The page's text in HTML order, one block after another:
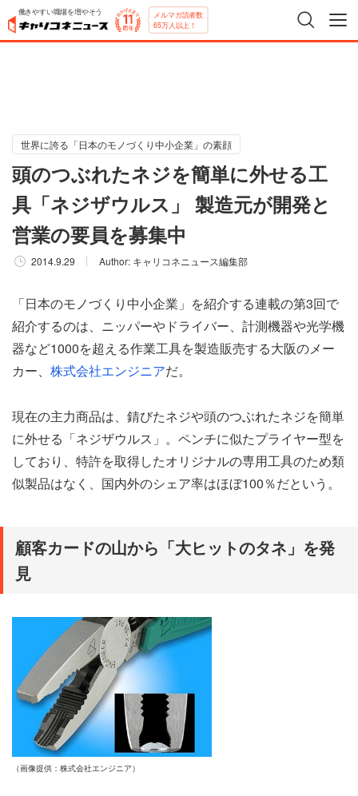
働きやすい職場を増やそう メルマガ読者数
65万人以上！
世界に誇る「日本のモノづくり中小企業」の素顔
頭のつぶれたネジを簡単に外せる工
具「ネジザウルス」 製造元が開発と
営業の要員を募集中
2014.9.29 Author: キャリコネニュース編集部
「日本のモノづくり中小企業」を紹介する連載の第3回で
紹介するのは、ニッパーやドライバー、計測機器や光学機
器など1000を超える作業工具を製造販売する大阪のメー
カー、 株式会社エンジニアだ。
現在の主力商品は、錆びたネジや頭のつぶれたネジを簡単
に外せる「ネジザウルス」。ペンチに似たプライヤー型を
しており、特許を取得したオリジナルの専用工具のため類
似製品はなく、国内外のシェア率はほぼ100％だという。
顧客カードの山から「大ヒットのタネ」を発
見
（画像提供：株式会社エンジニア）